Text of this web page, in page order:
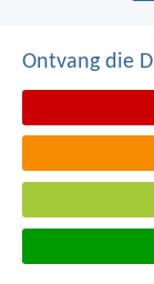
Ontvang die